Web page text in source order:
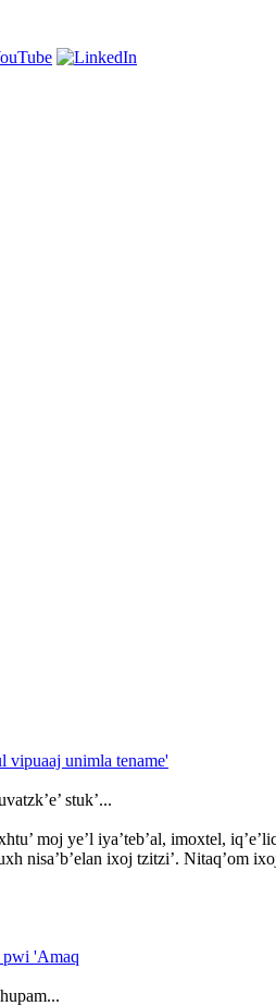
vipuaaj unimla tename'
stuk’...
moj ye’l iya’teb’al, imoxtel,
nisa’b’elan ixoj tzitzi’. Nitaq’om
pwi 'Amaq